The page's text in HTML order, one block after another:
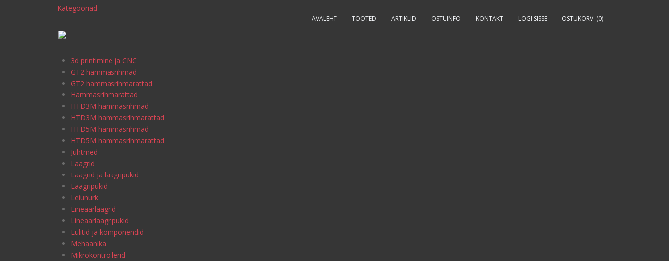
Kategooriad
AVALEHT TOOTED ARTIKLID OSTUINFO KONTAKT LOGI SISSE OSTUKORV (0)
3d printimine ja CNC
GT2 hammasrihmad
GT2 hammasrihmarattad
Hammasrihmarattad
HTD3M hammasrihmad
HTD3M hammasrihmarattad
HTD5M hammasrihmad
HTD5M hammasrihmarattad
Juhtmed
Laagrid
Laagrid ja laagripukid
Laagripukid
Leiunurk
Lineaarlaagrid
Lineaarlaagripukid
Lülitid ja komponendid
Mehaanika
Mikrokontrollerid